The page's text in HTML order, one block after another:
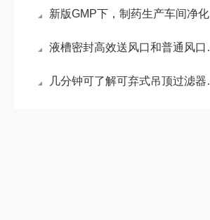
新版GMP下，制药生产车间净化过滤注意事项
液槽密封高效送风口和普通风口有哪些区别，你知道吗？
几分钟可了解可弃式吊顶过滤器组的主要特征有哪些？